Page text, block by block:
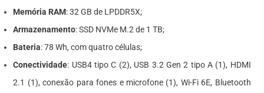
Memória RAM: 32 GB de LPDDR5X;
Armazenamento: SSD NVMe M.2 de 1 TB;
Bateria: 78 Wh, com quatro células;
Conectividade: USB4 tipo C (2), USB 3.2 Gen 2 tipo A (1), HDMI
2.1 (1), conexão para fones e microfone (1), Wi-Fi 6E, Bluetooth